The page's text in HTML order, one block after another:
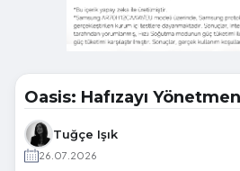
Oasis: Hafızayı
Tuğçe Işık
26.07.2026